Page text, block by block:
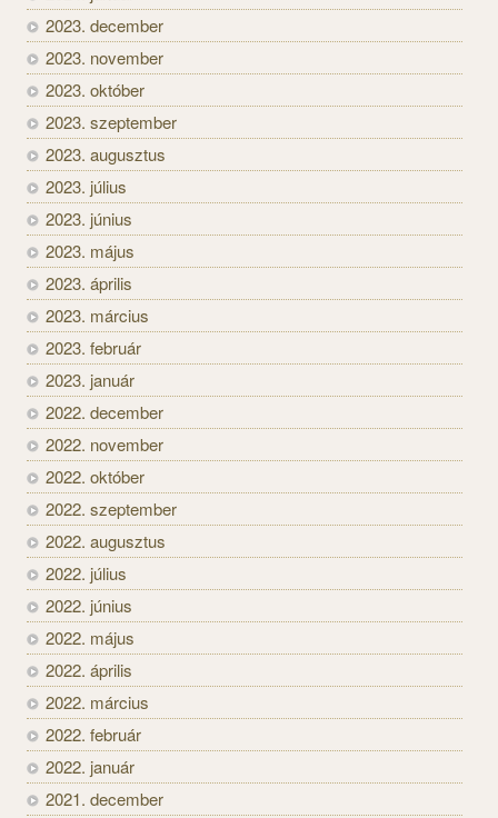
2023. december
2023. november
2023. október
2023. szeptember
2023. augusztus
2023. július
2023. június
2023. május
2023. április
2023. március
2023. február
2023. január
2022. december
2022. november
2022. október
2022. szeptember
2022. augusztus
2022. július
2022. június
2022. május
2022. április
2022. március
2022. február
2022. január
2021. december